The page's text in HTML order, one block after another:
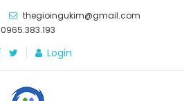
thegioingukim@gmail.com
0965.383.193
Login